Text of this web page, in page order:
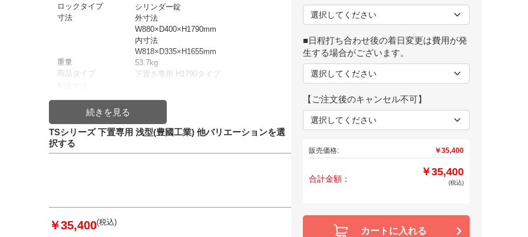
ロックタイプ
シリンダー錠
寸法
外寸法
W880×D400×H1790mm
内寸法
W818×D335×H1655mm
重量
53.7kg
商品タイプ
下置き専用 H1790タイプ
発送日目安
入金確認後 1週間～10日前後
TSシリーズ 下置専用 浅型(豊國工業) 他バリエーションを選
択する
￥35,400(税込)
■日程打ち合わせ後の着日変更は費用が発
生する場合がございます。
【ご注文後のキャンセル不可】
販売価格: ￥35,400
合計金額：
￥35,400
(税込)
カートに入れる